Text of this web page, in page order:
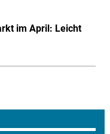
im April: Leicht